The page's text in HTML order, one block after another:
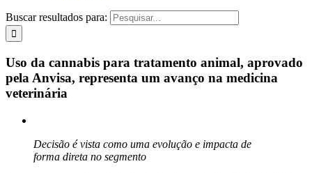
Buscar resultados para:
Uso da cannabis para tratamento animal, aprovado
pela Anvisa, representa um avanço na medicina
veterinária
Decisão é vista como uma evolução e impacta de
forma direta no segmento